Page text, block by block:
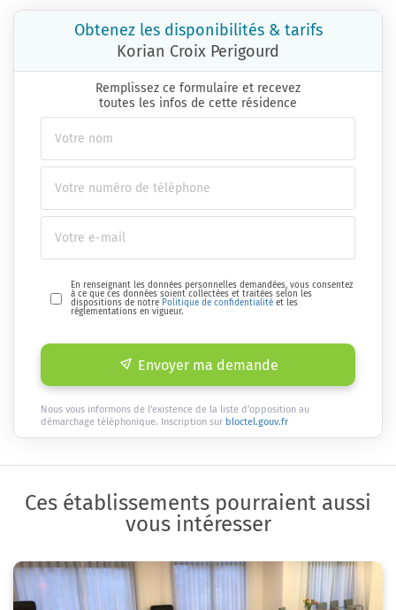
Obtenez les disponibilités & tarifs
Korian Croix Perigourd
Remplissez ce formulaire et recevez
toutes les infos de cette résidence
En renseignant les données personnelles demandées, vous consentez
à ce que ces données soient collectées et traitées selon les
dispositions de notre Politique de confidentialité et les
réglementations en vigueur.
Envoyer ma demande
Nous vous informons de l'existence de la liste d'opposition au
démarchage téléphonique. Inscription sur bloctel.gouv.fr
Ces établissements pourraient aussi
vous intéresser